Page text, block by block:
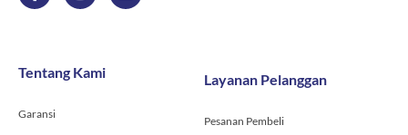
c
o
-
s
g
r
u
Tentang Kami
Garansi
Layanan Pelanggan
Pesanan Pembeli